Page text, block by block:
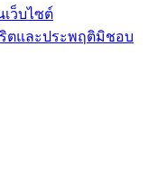
ว็บไซต์
ริตและประพฤติมิชอบ